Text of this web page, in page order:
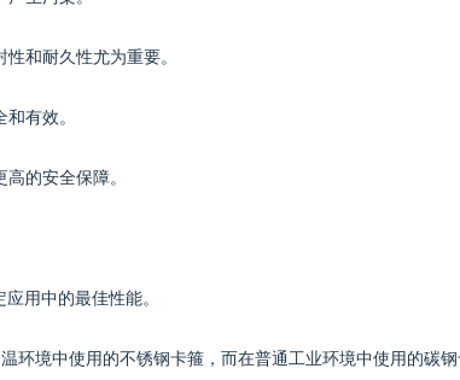
和耐久性尤为重要。
有效。
的安全保障。
用中的最佳性能。
环境中使用的不锈钢卡箍，而在普通工业环境中使用的碳